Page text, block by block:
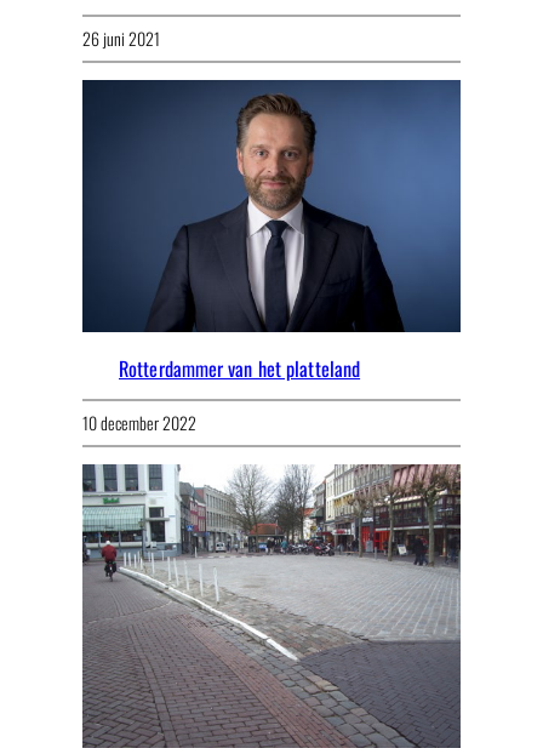
26 juni 2021
Rotterdammer van het platteland
10 december 2022